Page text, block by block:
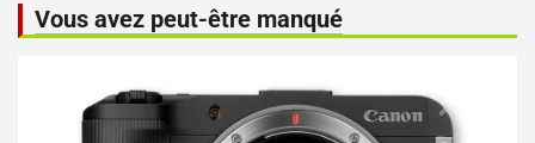
Vous avez peut-être manqué